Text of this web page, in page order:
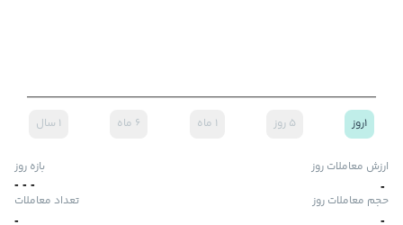
۱روز ۵ روز ۱ ماه ۶ ماه ۱ سال
ارزش معاملات روز
-
بازه روز
-
-
-
حجم معاملات روز
-
تعداد معاملات
-